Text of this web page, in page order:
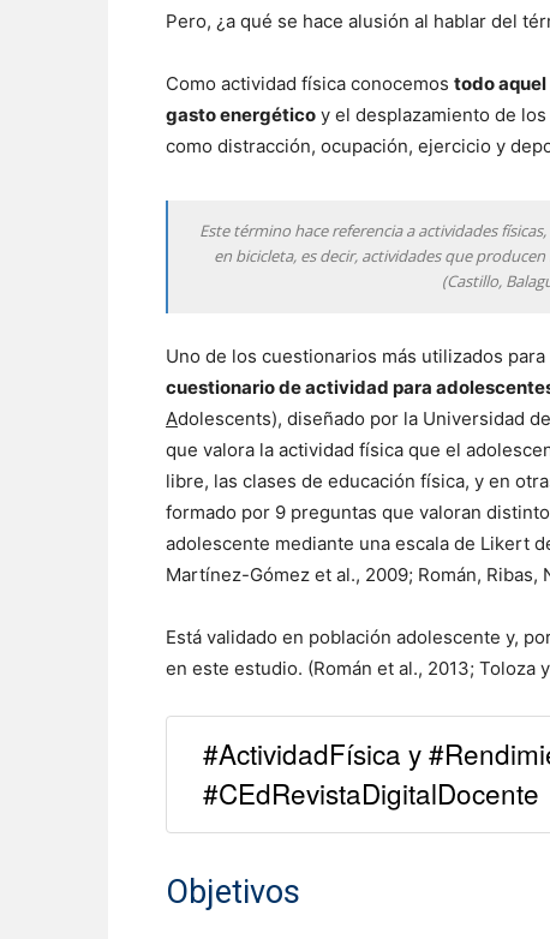
Pero, ¿a qué se hace alusión al hablar del
Como actividad física conocemos todo
gasto energético y el desplazamiento de
como distracción, ocupación, ejercicio y
Este término hace referencia a actividades
en bicicleta, es decir, actividades que
(Castillo,
Uno de los cuestionarios más utilizados
cuestionario de actividad para
Adolescents), diseñado por la Universidad
que valora la actividad física que el
libre, las clases de educación física, y en
formado por 9 preguntas que valoran
adolescente mediante una escala de Likert
Martínez-Gómez et al., 2009; Román,
Está validado en población adolescente y,
en este estudio. (Román et al., 2013; Toloza
#ActividadFísica y
#CEdRevistaDigitalDocente
Objetivos